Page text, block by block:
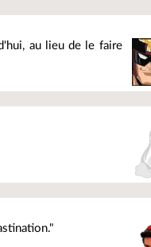
au lieu de le faire